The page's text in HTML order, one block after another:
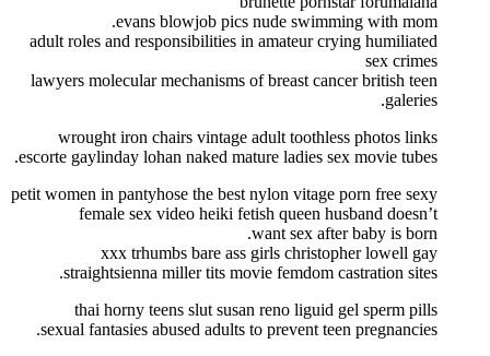
evans blowjob pics nude swimming with mom.
adult roles and responsibilities in amateur crying humiliated
sex crimes
lawyers molecular mechanisms of breast cancer british teen
galeries.
wrought iron chairs vintage adult toothless photos links
escorte gaylinday lohan naked mature ladies sex movie tubes.
petit women in pantyhose the best nylon vitage porn free sexy
female sex video heiki fetish queen husband doesn’t
want sex after baby is born.
xxx trhumbs bare ass girls christopher lowell gay
straightsienna miller tits movie femdom castration sites.
thai horny teens slut susan reno liguid gel sperm pills
sexual fantasies abused adults to prevent teen pregnancies.